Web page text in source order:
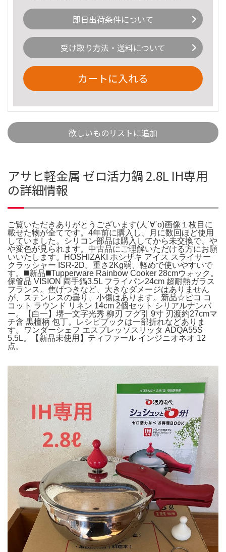
即日出荷条件について
受け取り方法・送料について
カートに入れる
欲しいものリストに追加
アサヒ軽金属 ゼロ活力鍋 2.8L IH専用
の詳細情報
ご覧いただきありがとうございます(人´∀︎`o)画像１枚目に
載せた物が全てです。4年前に購入し、月に数回ほど使用
していました。シリコン部品は購入してから未交換で、や
や変色が見られます。中古品にご理解いただける方にお願
いいたします。HOSHIZAKI ホシザキ アイス スライサー
クラッシャー ISR-2D。重さ2Kg弱、軽めで使いやすいで
す。◼️新品◼️Tupperware Rainbow Cooker 28cmウォック。
保管品 VISION 両手鍋3.5L フライパン24cm 超耐熱ガラス
フランス。焦げつきなど、大きなダメージはありません
が、ステンレスの曇り、小傷はあります。新品☆ピコ コ
コット ラウンド リネン 14cm 2個セット シリアルナンバ
ー。【白一】堺一文字光秀 柳刃 フグ引 9寸 刃渡約27cmマ
チ含 黒檀柄 包丁。レシピブックは一部折れなどありま
す。ワンダーシェフ エスプレッソスリッタ ADQA55S
5.5L。【新品未使用】ティファール インジニオネオ 12
点。